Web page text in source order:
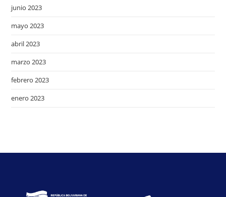
junio 2023
mayo 2023
abril 2023
marzo 2023
febrero 2023
enero 2023